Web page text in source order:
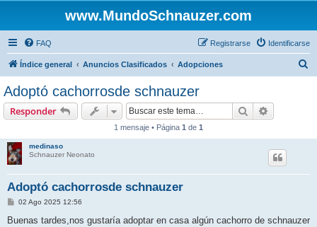
www.MundoSchnauzer.com
FAQ Identificarse
Registrarse
Índice general Anuncios Clasificados Adopciones
Adoptó cachorrosde schnauzer
Responder Buscar
1 mensaje • Página 1 de 1
medinaso
Schnauzer Neonato
Adoptó cachorrosde schnauzer
M
n
02 Ago 2025 12:56
Buenas tardes,nos gustaría adoptar en casa algún cachorro de schnauzer